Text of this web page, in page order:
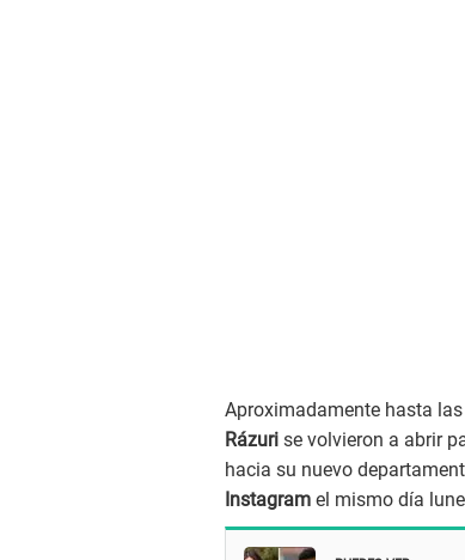
Aproximadamente hasta
Rázuri se volvieron a abrir
hacia su nuevo
Instagram el mismo día